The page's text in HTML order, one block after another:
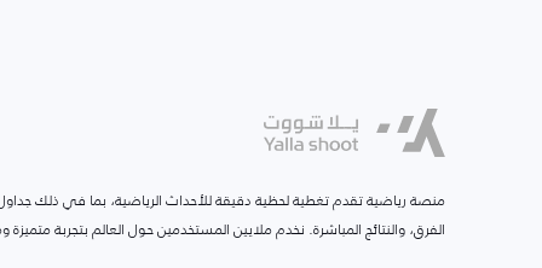
منصة رياضية تقدم تغطية لحظية دقيقة للأحداث الرياضية، بما في ذلك جداول
الفرق، والنتائج المباشرة. نخدم ملايين المستخدمين حول العالم بتجربة